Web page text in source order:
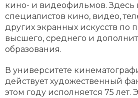
кино- и видеофильмов. Здесь
специалистов кино, видео,
других экранных искусств по
высшего, среднего и
образования.
В университете
действует художественный
этом году исполняется 75 лет.